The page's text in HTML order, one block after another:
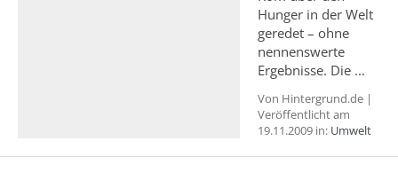
Hunger in der Welt
geredet – ohne
nennenswerte
Ergebnisse. Die ...
Von Hintergrund.de |
Veröffentlicht am
19.11.2009 in: Umwelt